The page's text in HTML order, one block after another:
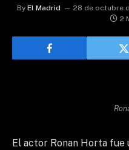
By El Madrid 28 de octubre
2
El actor Ronan Horta fue